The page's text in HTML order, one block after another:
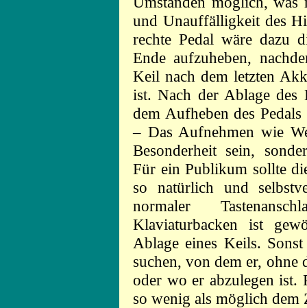
und Unauffälligkeit des
rechte Pedal wäre dazu
Ende aufzuheben,
Keil nach dem letzten
ist. Nach der Ablage
dem Aufheben des
– Das Aufnehmen wie
Besonderheit sein,
Für ein Publikum sollte
so natürlich und
normaler
Klaviaturbacken ist
Ablage eines Keils.
suchen, von dem er, ohne
oder wo er abzulegen ist.
so wenig als möglich dem